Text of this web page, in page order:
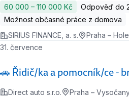
60 000 ‍–‍ 110 000 Kč
Odpověď do
Možnost občasné práce z domova
SIRIUS FINANCE, a. s.
Praha –
🚗 Řidič/ka a pomocník/ce -
31. července
Direct auto s.r.o. Praha –